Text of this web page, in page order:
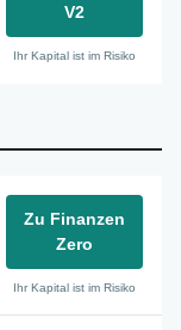
V2
Ihr Kapital ist im Risiko
Zu Finanzen
Zero
Ihr Kapital ist im Risiko